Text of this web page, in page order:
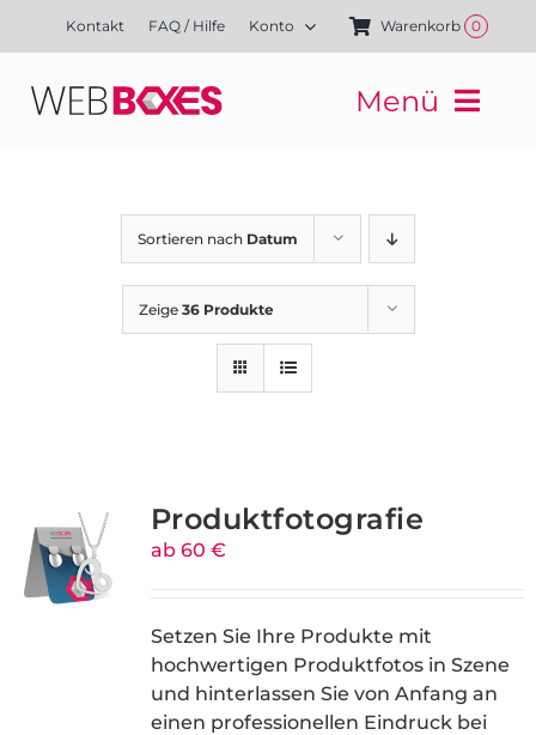
Kontakt FAQ / Hilfe Konto Warenkorb 0
Menü
Kampagnen
Referenzen
Finanzierung
Sortieren nach Datum
Zeige 36 Produkte
Produktfotografie
ab 60 €
Setzen Sie Ihre Produkte mit
hochwertigen Produktfotos in Szene
und hinterlassen Sie von Anfang an
einen professionellen Eindruck bei